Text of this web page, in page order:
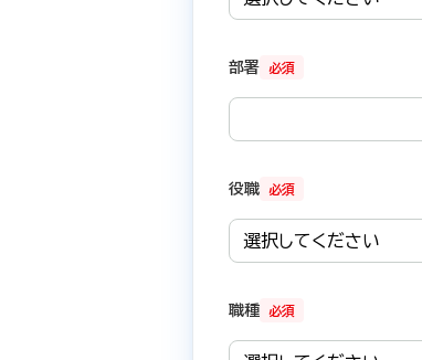
必須
部署
必須
役職
必須
職種